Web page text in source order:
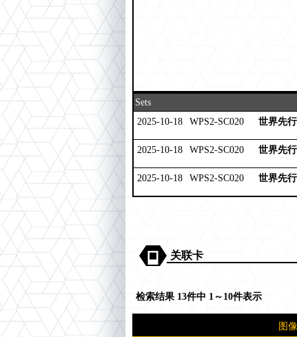
Sets
2025-10-18
WPS2-SC020 世界先
2025-10-18 WPS2-SC020 世界先
2025-10-18 WPS2-SC020 世界先
关联卡
检索结果 13件中 1～10件表示
图